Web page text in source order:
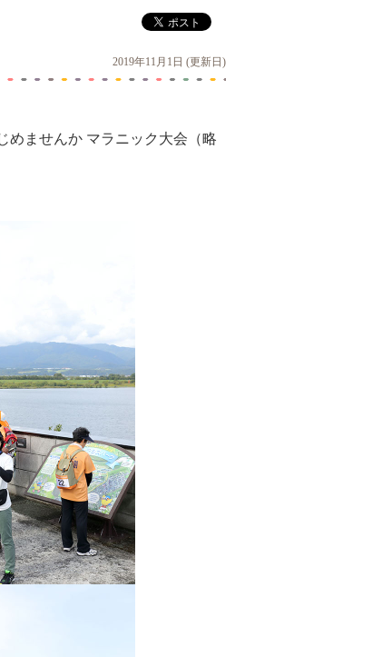
2019年11月1日 (更新日)
めませんか マラニック大会（略